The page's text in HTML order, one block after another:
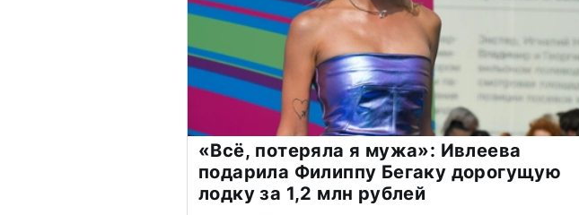
«Всё, потеряла я мужа»: Ивлеева
подарила Филиппу Бегаку дорогущую
лодку за 1,2 млн рублей